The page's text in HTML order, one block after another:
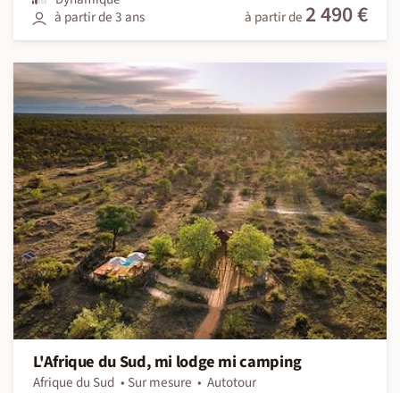
à partir de 3 ans
à partir de 2 490 €
L'Afrique du Sud, mi lodge mi camping
Afrique du Sud Sur mesure
Autotour